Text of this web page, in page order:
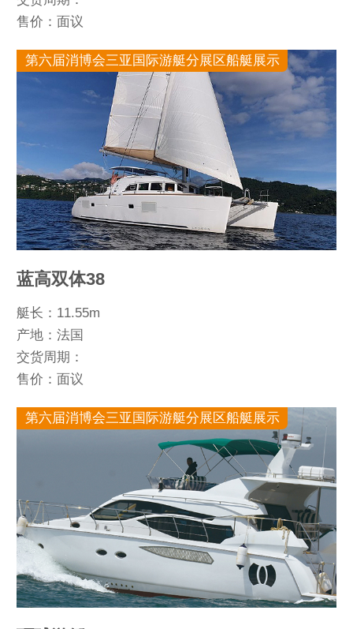
售价：面议
第六届消博会三亚国际游艇分展区船艇展示
蓝高双体38
艇长：11.55m
产地：法国
交货周期：
售价：面议
第六届消博会三亚国际游艇分展区船艇展示